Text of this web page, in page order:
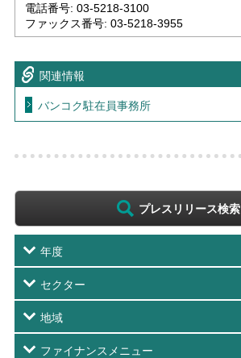
電話番号: 03-5218-3100
ファックス番号: 03-5218-3955
関連情報
バンコク駐在員事務所
プレスリリース検索
年度
セクター
地域
ファイナンスメニュー